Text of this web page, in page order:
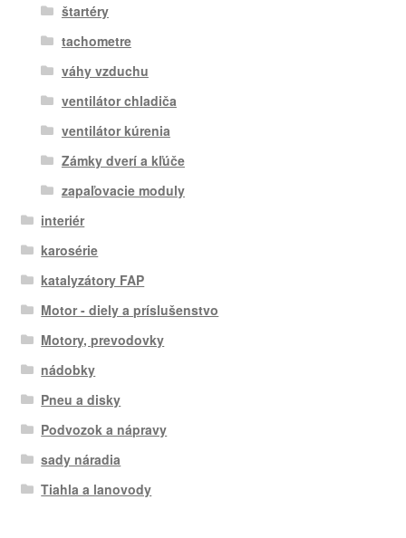
štartéry
tachometre
váhy vzduchu
ventilátor chladiča
ventilátor kúrenia
Zámky dverí a kľúče
zapaľovacie moduly
interiér
karosérie
katalyzátory FAP
Motor - diely a príslušenstvo
Motory, prevodovky
nádobky
Pneu a disky
Podvozok a nápravy
sady náradia
Tiahla a lanovody